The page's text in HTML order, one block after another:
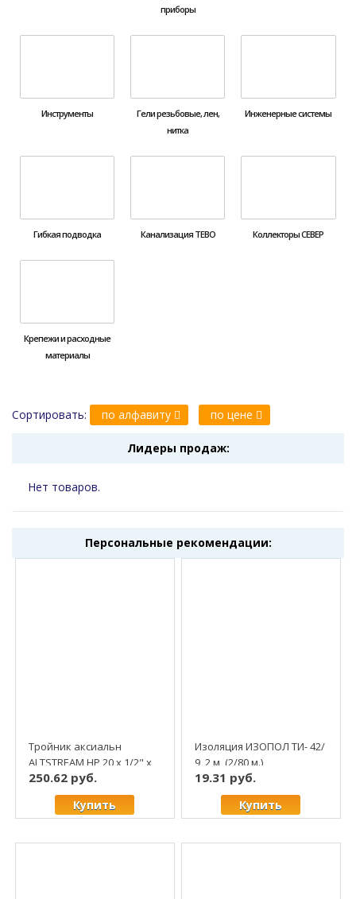
приборы
Инструменты
Гели резьбовые, лен,
нитка
Инженерные системы
Гибкая подводка Канализация ТЕВО Коллекторы СЕВЕР
Крепежи и расходные
материалы
Сортировать: по алфавиту по цене
Лидеры продаж:
Нет товаров.
Персональные рекомендации:
Тройник аксиальн
ALTSTREAM НР 20 х 1/2" х
20 (10/80)
250.62 руб.
Купить
Изоляция ИЗОПОЛ ТИ- 42/
9, 2 м, (2/80 м.)
19.31 руб.
Купить